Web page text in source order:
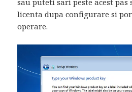
sau puteti sari peste acest
licenta dupa configurare si
operare.